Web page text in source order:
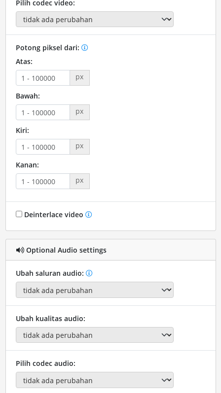
Pilih codec video:
Potong piksel dari:
Atas:
px
Bawah:
px
Kiri:
px
Kanan:
px
Deinterlace video
Optional Audio settings
Ubah saluran audio:
Ubah kualitas audio:
Pilih codec audio: